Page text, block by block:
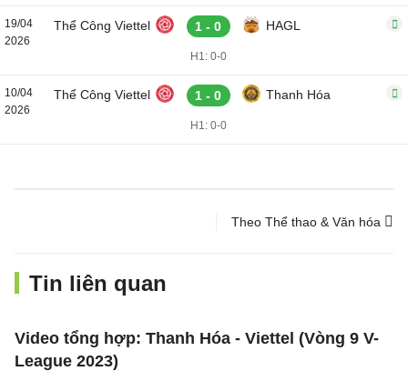
19/04
2026
Thể Công Viettel 1 - 0 HAGL
H1: 0-0
10/04
2026
Thể Công Viettel 1 - 0 Thanh Hóa
H1: 0-0
Theo Thể thao & Văn hóa
Tin liên quan
Video tổng hợp: Thanh Hóa - Viettel (Vòng 9 V-
League 2023)